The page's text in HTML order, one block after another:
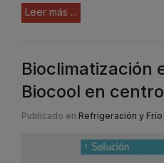
Leer más ...
Bioclimatización
Biocool en
Publicado en Refrigeración y Frío